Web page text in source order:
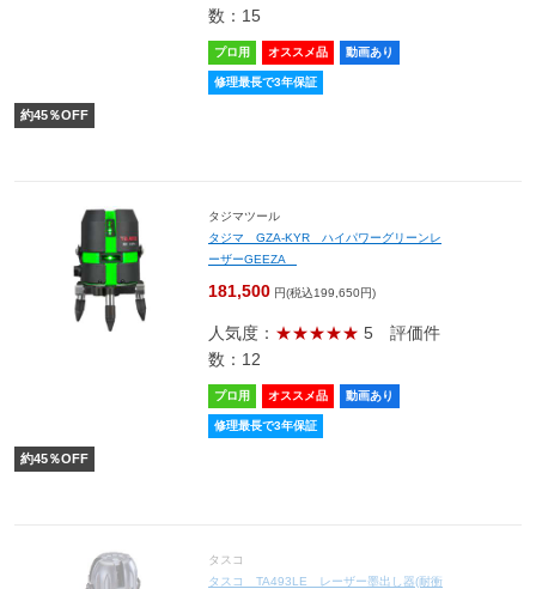
数：15
プロ用 オススメ品 動画あり
修理最長で3年保証
約45％OFF
タジマツール
タジマ GZA-KYR ハイパワーグリーンレ
ーザーGEEZA
181,500 円(税込199,650円)
人気度： ★★★★★ 5 評価件
数：12
プロ用 オススメ品 動画あり
修理最長で3年保証
約45％OFF
タスコ
タスコ TA493LE レーザー墨出し器(耐衝